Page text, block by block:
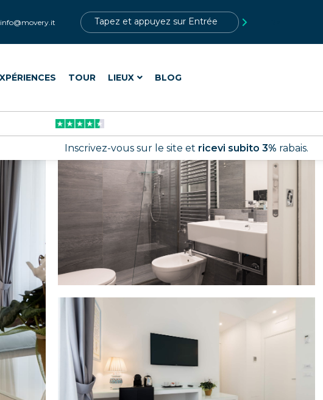
info@movery.it
TOUR LIEUX BLOG
Inscrivez-vous sur le site et ricevi subito 3% rabais.